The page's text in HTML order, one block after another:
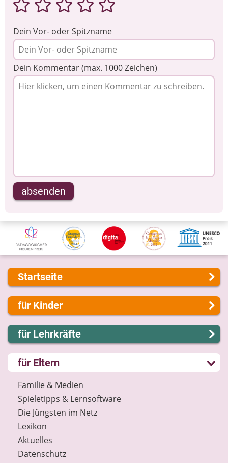
Dein Vor- oder Spitzname
Dein Kommentar (max. 1000 Zeichen)
absenden
Startseite
Über uns
Presse
Kontakt
Impressum
Internet-ABC Sitemap
Barrierefreiheit
Länderprojekte
für Kinder
Lernen und Schule
Hobby und Freizeit
Spiel und Spaß
Mitreden und Mitmachen
Lexikon
Datenschutz
Newsletter
für Lehrkräfte
Lernmodule
Unterrichts­materialien
Internet-ABC-Schule
Praxishilfen
Aktuelles
Materialbestellung
Lexikon
Datenschutz
für Eltern
Familie & Medien
Spieletipps & Lernsoftware
Die Jüngsten im Netz
Lexikon
Aktuelles
Datenschutz